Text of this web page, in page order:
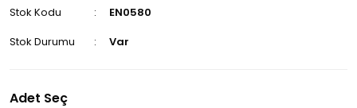
Stok Kodu
EN0580
Stok Durumu
Var
Adet Seç